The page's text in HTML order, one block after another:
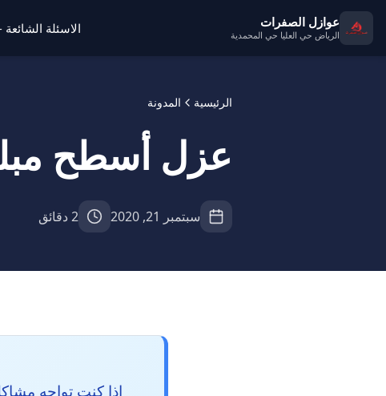
عوازل الصفرات
الرياض حي العليا حي المحمدية الاسئلة
الرئيسية المدونة
عزل أسطح
سبتمبر 21, 2020 2 دقائق
إذا كنت تواجه